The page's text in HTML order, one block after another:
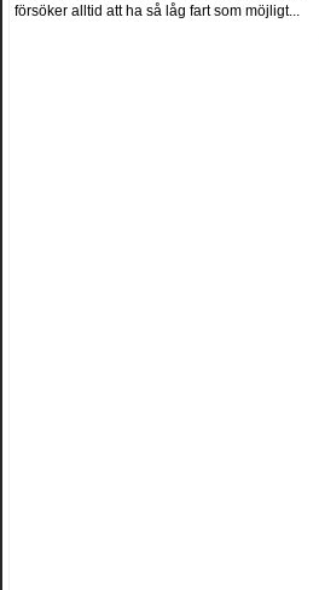
försöker alltid att ha så låg fart som möjligt...